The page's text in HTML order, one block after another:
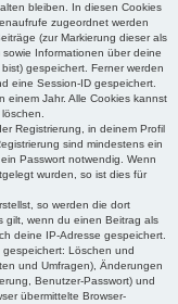
bleiben. In diesen Cookies
zugeordnet werden
(zur Markierung dieser als
Informationen über deine
gespeichert. Ferner werden
eine Session-ID gespeichert.
einem Jahr. Alle Cookies kannst
Registrierung, in deinem Profil
sind mindestens ein
Passwort notwendig. Wenn
wurden, so ist dies für
so werden die dort
gilt, wenn du einen Beitrag als
deine IP-Adresse gespeichert.
Löschen und
und Umfragen), Änderungen
Benutzer-Passwort) und
übermittelte Browser-